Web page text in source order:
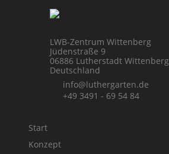
LWB-Zentrum Wittenberg
Jüdenstraße 9
06886 Lutherstadt Wittenberg
Deutschland
info@luthergarten.de
+49 3491 - 69 54 84
Start
Konzept